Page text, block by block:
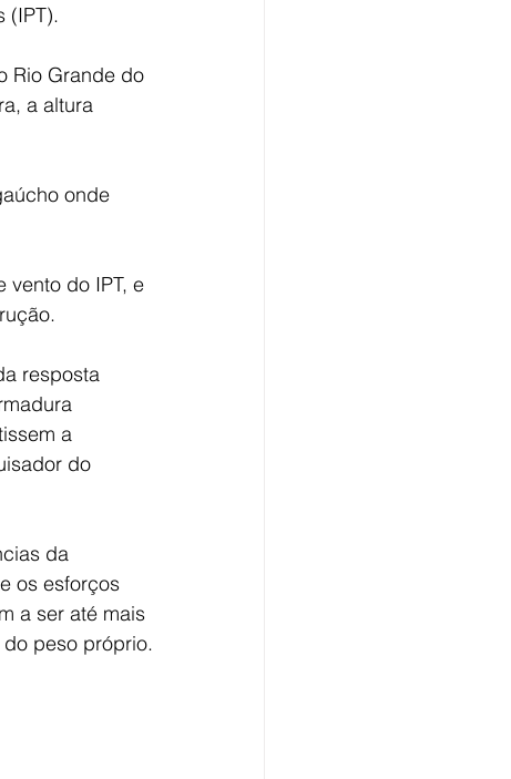
(IPT).
Rio Grande do
a altura
onde
vento do IPT, e
resposta
a
do
da
os esforços
a ser até mais
peso próprio.